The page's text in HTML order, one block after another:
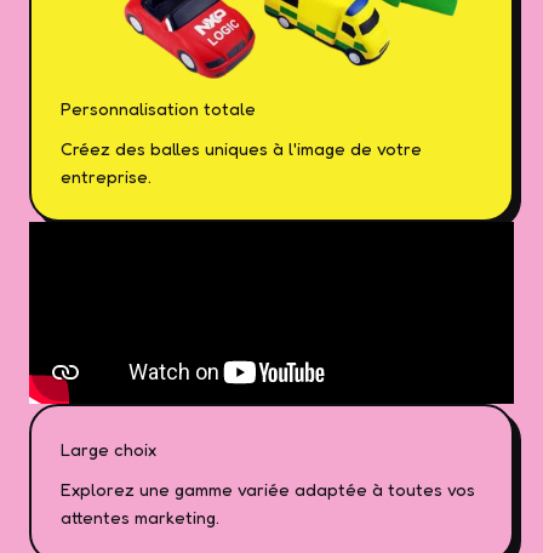
Personnalisation totale
Créez des balles uniques à l'image de votre
entreprise.
Large choix
Explorez une gamme variée adaptée à toutes vos
attentes marketing.